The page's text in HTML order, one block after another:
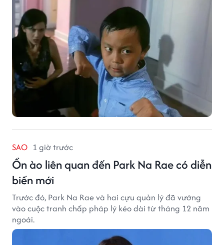
SAO 1 giờ trước
Ồn ào liên quan đến Park Na Rae có diễn
biến mới
Trước đó, Park Na Rae và hai cựu quản lý đã vướng
vào cuộc tranh chấp pháp lý kéo dài từ tháng 12 năm
ngoái.